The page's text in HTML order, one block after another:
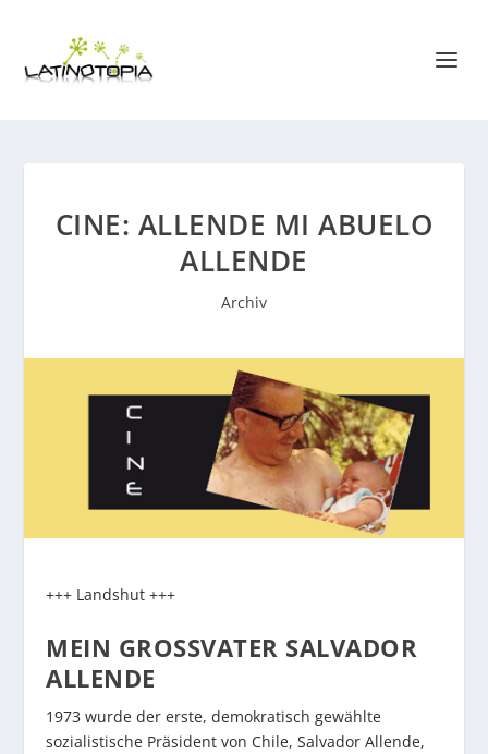
CINE: ALLENDE MI ABUELO
ALLENDE
Archiv
+++ Landshut +++
MEIN GROSSVATER SALVADOR A
LLENDE
1973 wurde der erste, demokratisch gewählte
sozialistische Präsident von Chile, Salvador Allende,